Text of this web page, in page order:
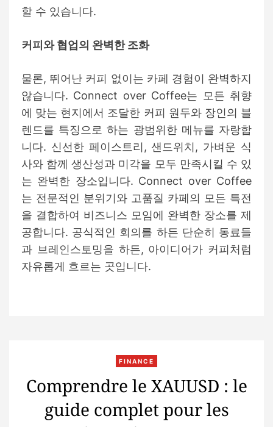
할 수 있습니다.
커피와 협업의 완벽한 조화
물론, 뛰어난 커피 없이는 카페 경험이 완벽하지
않습니다. Connect over Coffee는 모든 취향
에 맞는 현지에서 조달한 커피 원두와 장인의 블
렌드를 특징으로 하는 광범위한 메뉴를 자랑합
니다. 신선한 페이스트리, 샌드위치, 가벼운 식
사와 함께 생산성과 미각을 모두 만족시킬 수 있
는 완벽한 장소입니다. Connect over Coffee
는 전문적인 분위기와 고품질 카페의 모든 특전
을 결합하여 비즈니스 모임에 완벽한 장소를 제
공합니다. 공식적인 회의를 하든 단순히 동료들
과 브레인스토밍을 하든, 아이디어가 커피처럼
자유롭게 흐르는 곳입니다.
C
t
e
FINANCE
Comprendre le XAUUSD : le
guide complet pour les